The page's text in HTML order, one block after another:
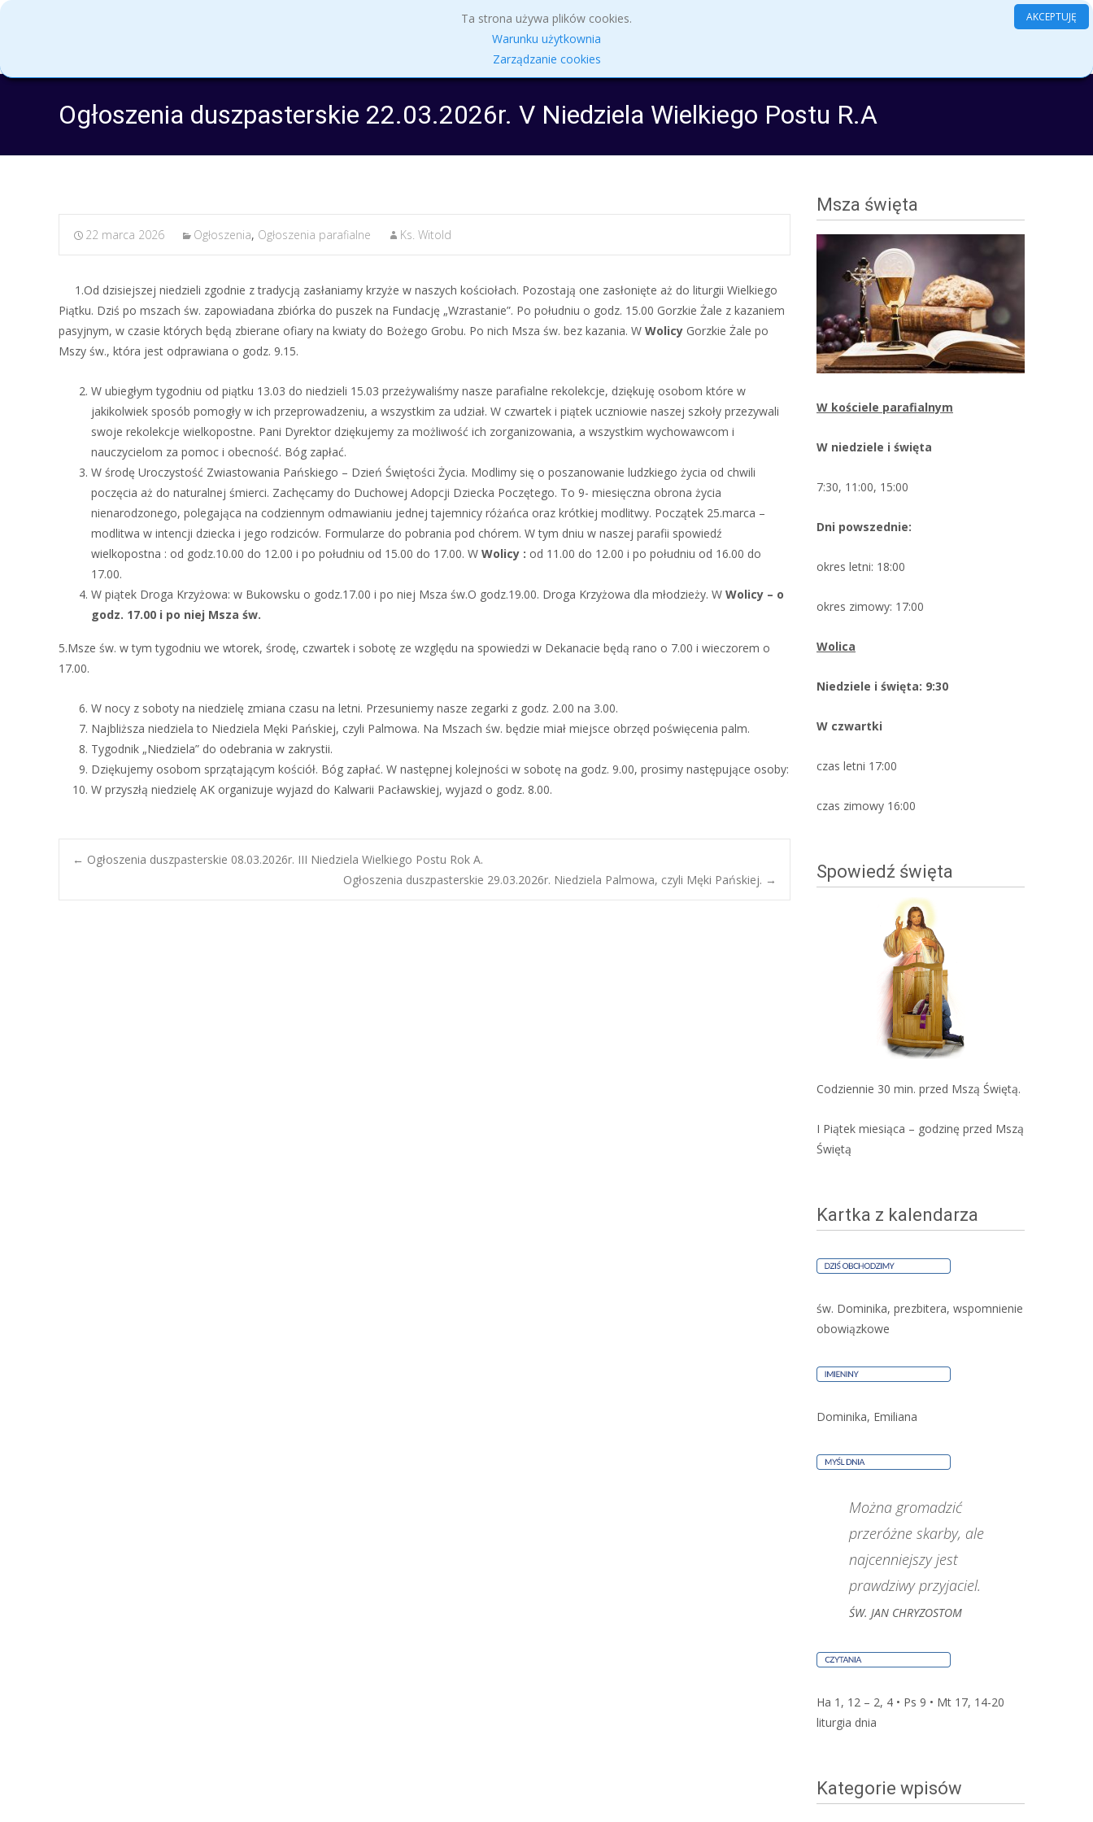
Intencje Mszalne 27.07 – 2.08.2026 r.
Search
Ogłoszenia duszpasterskie 22.03.2026r. V Niedziela Wielkiego Postu R.A
22 marca 2026 Ogłoszenia, Ogłoszenia parafialne Ks. Witold
1.Od dzisiejszej niedzieli zgodnie z tradycją zasłaniamy krzyże w naszych kościołach. Pozostają one zasłonięte aż do liturgii Wielkiego
Piątku. Dziś po mszach św. zapowiadana zbiórka do puszek na Fundację „Wzrastanie”. Po południu o godz. 15.00 Gorzkie Żale z kazaniem
pasyjnym, w czasie których będą zbierane ofiary na kwiaty do Bożego Grobu. Po nich Msza św. bez kazania. W Wolicy Gorzkie Żale po
Mszy św., która jest odprawiana o godz. 9.15.
W ubiegłym tygodniu od piątku 13.03 do niedzieli 15.03 przeżywaliśmy nasze parafialne rekolekcje, dziękuję osobom które w
jakikolwiek sposób pomogły w ich przeprowadzeniu, a wszystkim za udział. W czwartek i piątek uczniowie naszej szkoły przezywali
swoje rekolekcje wielkopostne. Pani Dyrektor dziękujemy za możliwość ich zorganizowania, a wszystkim wychowawcom i
nauczycielom za pomoc i obecność. Bóg zapłać.
W środę Uroczystość Zwiastowania Pańskiego – Dzień Świętości Życia. Modlimy się o poszanowanie ludzkiego życia od chwili
poczęcia aż do naturalnej śmierci. Zachęcamy do Duchowej Adopcji Dziecka Poczętego. To 9- miesięczna obrona życia
nienarodzonego, polegająca na codziennym odmawianiu jednej tajemnicy różańca oraz krótkiej modlitwy. Początek 25.marca –
modlitwa w intencji dziecka i jego rodziców. Formularze do pobrania pod chórem. W tym dniu w naszej parafii spowiedź
wielkopostna : od godz.10.00 do 12.00 i po południu od 15.00 do 17.00. W Wolicy : od 11.00 do 12.00 i po południu od 16.00 do
17.00.
W piątek Droga Krzyżowa: w Bukowsku o godz.17.00 i po niej Msza św.O godz.19.00. Droga Krzyżowa dla młodzieży. W Wolicy – o
godz. 17.00 i po niej Msza św.
5.Msze św. w tym tygodniu we wtorek, środę, czwartek i sobotę ze względu na spowiedzi w Dekanacie będą rano o 7.00 i wieczorem o
17.00.
W nocy z soboty na niedzielę zmiana czasu na letni. Przesuniemy nasze zegarki z godz. 2.00 na 3.00.
Najbliższa niedziela to Niedziela Męki Pańskiej, czyli Palmowa. Na Mszach św. będzie miał miejsce obrzęd poświęcenia palm.
Tygodnik „Niedziela” do odebrania w zakrystii.
Dziękujemy osobom sprzątającym kościół. Bóg zapłać. W następnej kolejności w sobotę na godz. 9.00, prosimy następujące osoby:
W przyszłą niedzielę AK organizuje wyjazd do Kalwarii Pacławskiej, wyjazd o godz. 8.00.
Post
← Ogłoszenia duszpasterskie 08.03.2026r. III Niedziela Wielkiego Postu Rok A.
Ogłoszenia duszpasterskie 29.03.2026r. Niedziela Palmowa, czyli Męki Pańskiej. →
Msza święta
W kościele parafialnym
W niedziele i święta
7:30, 11:00, 15:00
Dni powszednie:
okres letni: 18:00
okres zimowy: 17:00
Wolica
Niedziele i święta: 9:30
W czwartki
czas letni 17:00
czas zimowy 16:00
Spowiedź święta
Codziennie 30 min. przed Mszą Świętą.
I Piątek miesiąca – godzinę przed Mszą
Świętą
Kartka z kalendarza
św. Dominika, prezbitera, wspomnienie
obowiązkowe
Dominika, Emiliana
Można gromadzić
przeróżne skarby, ale
najcenniejszy jest
prawdziwy przyjaciel.
ŚW. JAN CHRYZOSTOM
Ha 1, 12 – 2, 4 • Ps 9 • Mt 17, 14-20
liturgia dnia
Kategorie wpisów
Ta strona używa plików cookies.
Warunku użytkownia
Zarządzanie cookies
AKCEPTUJĘ